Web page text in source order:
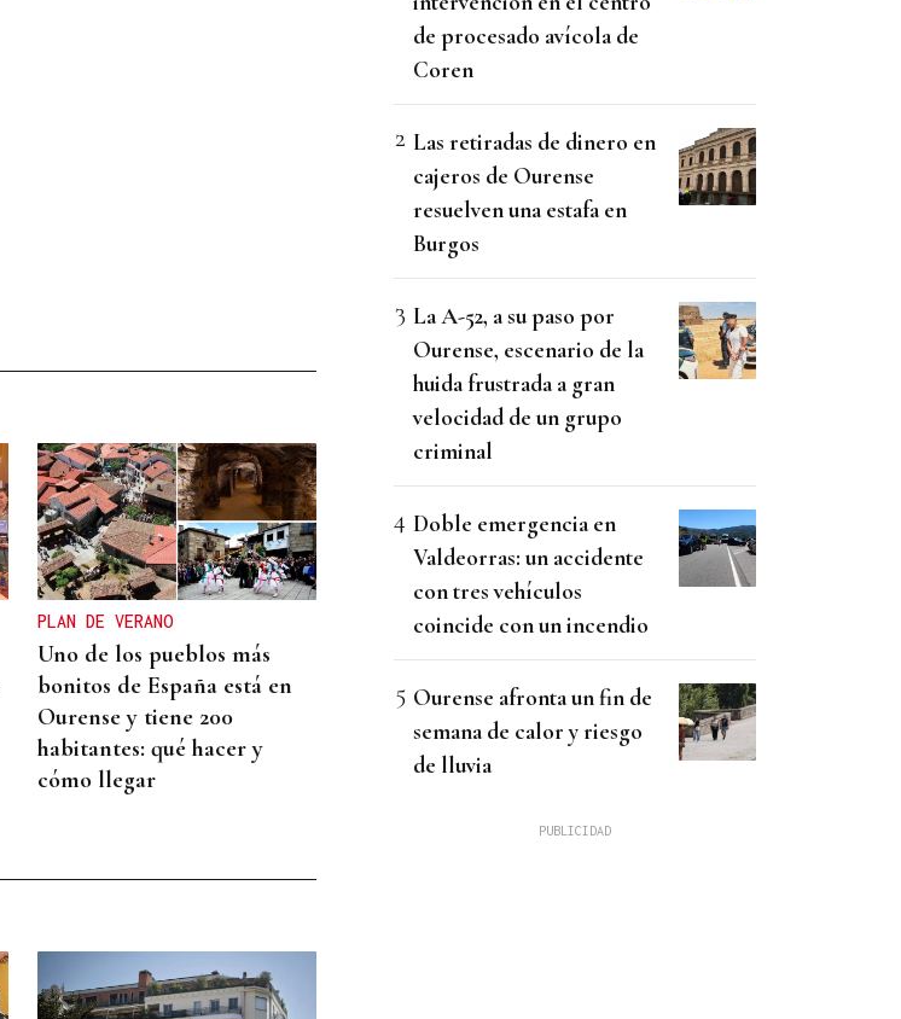
PLAN DE VERANO
Uno de los pueblos más
bonitos de España está en
Ourense y tiene 200
habitantes: qué hacer y
cómo llegar
de procesado avícola de
Coren
Las retiradas de dinero en
cajeros de Ourense
resuelven una estafa en
Burgos
La A-52, a su paso por
Ourense, escenario de la
huida frustrada a gran
velocidad de un grupo
criminal
Doble emergencia en
Valdeorras: un accidente
con tres vehículos
coincide con un incendio
Ourense afronta un fin de
semana de calor y riesgo
de lluvia